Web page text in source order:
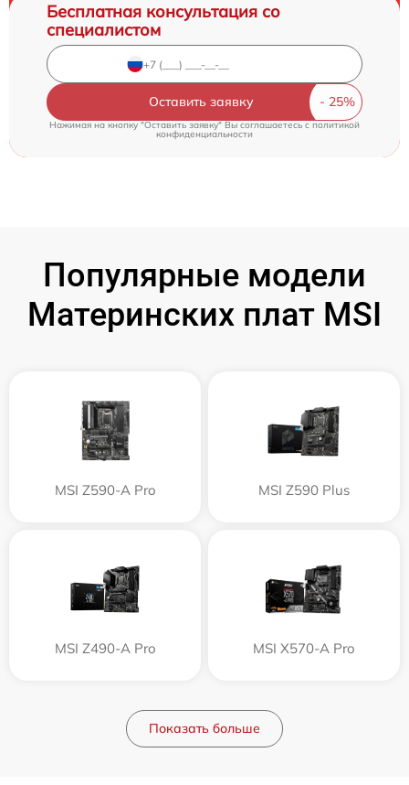
Бесплатная консультация со
специалистом
Оставить заявку
Нажимая на кнопку "Оставить заявку" Вы соглашаетесь cполитикой
конфиденциальности
Популярные модели
Материнских плат MSI
MSI Z590-A Pro MSI Z590 Plus
MSI Z490-A Pro MSI X570-A Pro
Показать больше